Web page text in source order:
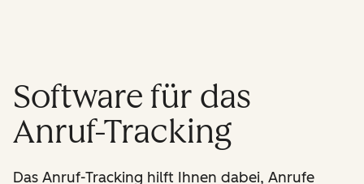
Software für das
Anruf-Tracking
Das Anruf-Tracking hilft Ihnen dabei, Anrufe